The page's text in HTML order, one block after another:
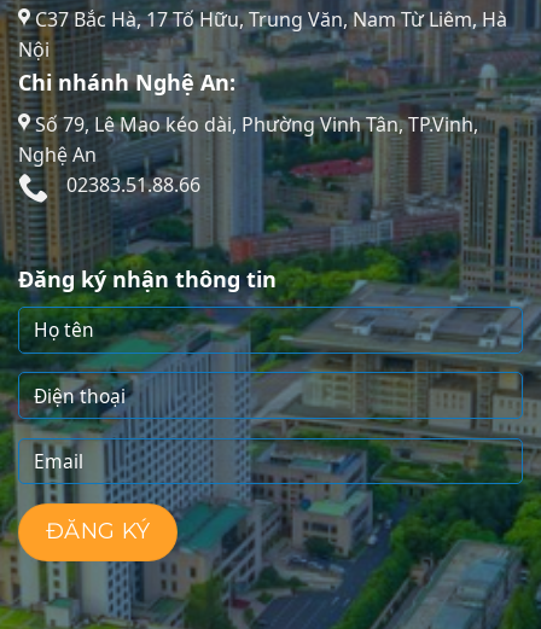
C37 Bắc Hà, 17 Tố Hữu, Trung Văn, Nam Từ Liêm, Hà
Nội
Chi nhánh Nghệ An:
Số 79, Lê Mao kéo dài, Phường Vinh Tân, TP.Vinh,
Nghệ An
02383.51.88.66
Đăng ký nhận thông tin